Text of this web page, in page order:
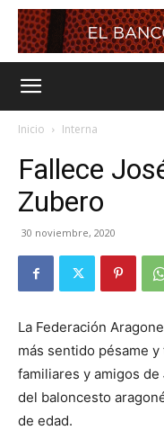
Inicio Interna
Fallece
Zubero
30 noviembre, 2020
La Federación
más sentido pésame
familiares y amigos de
del baloncesto
de edad.